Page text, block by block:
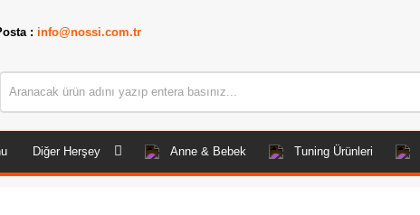
:info@nossi.com.tr
Diğer Herşey Anne & Bebek Tuning Ürünleri